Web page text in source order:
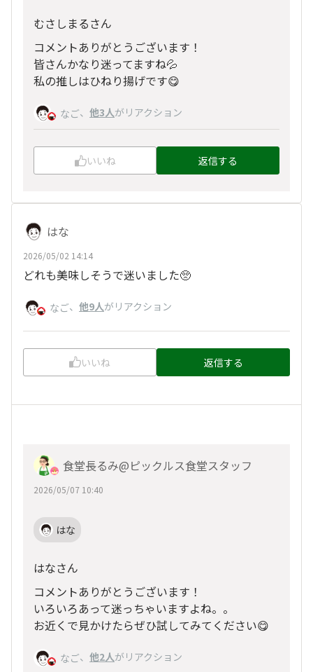
むさしまるさん
コメントありがとうございます！
皆さんかなり迷ってますね💦
私の推しはひねり揚げです😋
なご、 他3人がリアクション
いいね 返信する
はな
2026/05/02 14:14
どれも美味しそうで迷いました🥺
なご、 他9人がリアクション
いいね 返信する
食堂長るみ@ピックルス食堂スタッフ
2026/05/07 10:40
はな
はなさん
コメントありがとうございます！
いろいろあって迷っちゃいますよね。。
お近くで見かけたらぜひ試してみてください😋
なご、 他2人がリアクション